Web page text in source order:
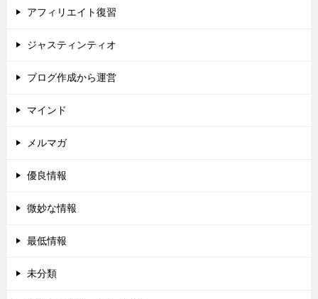
アフィリエイト復習
ジャスティンティオ
ブログ作成から運営
マインド
メルマガ
優良情報
微妙な情報
最低情報
未分類